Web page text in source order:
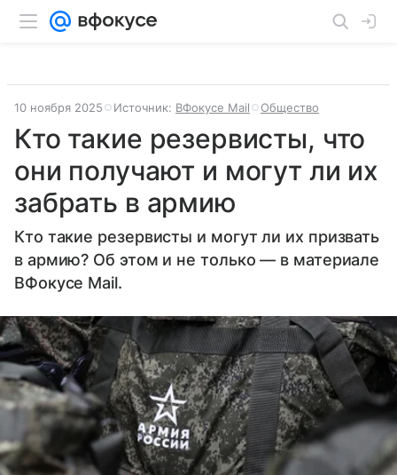
10 ноября 2025 Источник: ВФокусе Mail Общество
Кто такие резервисты, что
они получают и могут ли их
забрать в армию
Кто такие резервисты и могут ли их призвать
в армию? Об этом и не только — в материале
ВФокусе Mail.